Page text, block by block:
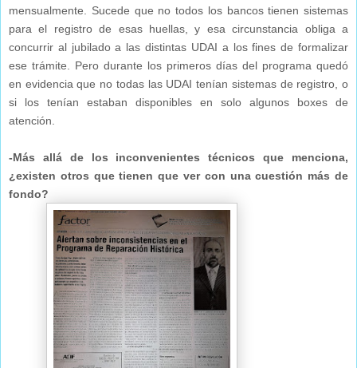
mensualmente. Sucede que no todos los bancos tienen sistemas
para el registro de esas huellas, y esa circunstancia obliga a
concurrir al jubilado a las distintas UDAI a los fines de formalizar
ese trámite. Pero durante los primeros días del programa quedó
en evidencia que no todas las UDAI tenían sistemas de registro, o
si los tenían estaban disponibles en solo algunos boxes de
atención.
-Más allá de los inconvenientes técnicos que menciona,
¿existen otros que tienen que ver con una cuestión más de
fondo?